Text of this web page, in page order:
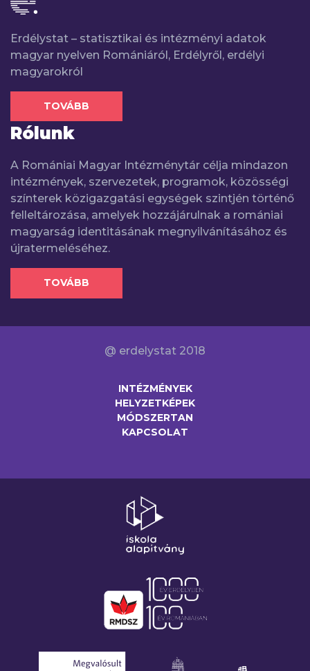
Erdélystat – statisztikai és intézményi adatok
magyar nyelven Romániáról, Erdélyről, erdélyi
magyarokról
TOVÁBB
Rólunk
A Romániai Magyar Intézménytár célja mindazon
intézmények, szervezetek, programok, közösségi
színterek közigazgatási egységek szintjén történő
felleltározása, amelyek hozzájárulnak a romániai
magyarság identitásának megnyilvánításához és
újratermeléséhez.
TOVÁBB
@ erdelystat 2018
INTÉZMÉNYEK
HELYZETKÉPEK
MÓDSZERTAN
KAPCSOLAT